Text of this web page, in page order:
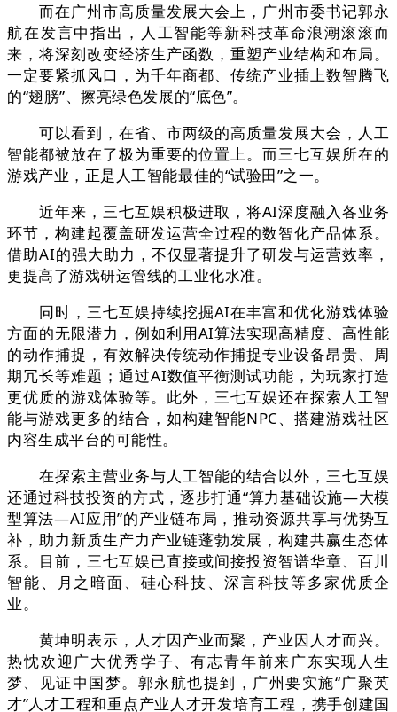
而在广州市高质量发展大会上，广州市委书记郭永
航在发言中指出，人工智能等新科技革命浪潮滚滚而
来，将深刻改变经济生产函数，重塑产业结构和布局。
一定要紧抓风口，为千年商都、传统产业插上数智腾飞
的“翅膀”、擦亮绿色发展的“底色”。
可以看到，在省、市两级的高质量发展大会，人工
智能都被放在了极为重要的位置上。而三七互娱所在的
游戏产业，正是人工智能最佳的“试验田”之一。
近年来，三七互娱积极进取，将AI深度融入各业务
环节，构建起覆盖研发运营全过程的数智化产品体系。
借助AI的强大助力，不仅显著提升了研发与运营效率，
更提高了游戏研运管线的工业化水准。
同时，三七互娱持续挖掘AI在丰富和优化游戏体验
方面的无限潜力，例如利用AI算法实现高精度、高性能
的动作捕捉，有效解决传统动作捕捉专业设备昂贵、周
期冗长等难题；通过AI数值平衡测试功能，为玩家打造
更优质的游戏体验等。此外，三七互娱还在探索人工智
能与游戏更多的结合，如构建智能NPC、搭建游戏社区
内容生成平台的可能性。
在探索主营业务与人工智能的结合以外，三七互娱
还通过科技投资的方式，逐步打通“算力基础设施—大模
型算法—AI应用”的产业链布局，推动资源共享与优势互
补，助力新质生产力产业链蓬勃发展，构建共赢生态体
系。目前，三七互娱已直接或间接投资智谱华章、百川
智能、月之暗面、硅心科技、深言科技等多家优质企
业。
黄坤明表示，人才因产业而聚，产业因人才而兴。
热忱欢迎广大优秀学子、有志青年前来广东实现人生
梦、见证中国梦。郭永航也提到，广州要实施“广聚英
才”人才工程和重点产业人才开发培育工程，携手创建国